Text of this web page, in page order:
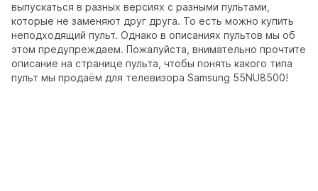
выпускаться в разных версиях с разными пультами,
которые не заменяют друг друга. То есть можно купить
неподходящий пульт. Однако в описаниях пультов мы об
этом предупреждаем. Пожалуйста, внимательно прочтите
описание на странице пульта, чтобы понять какого типа
пульт мы продаём для телевизора Samsung 55NU8500!